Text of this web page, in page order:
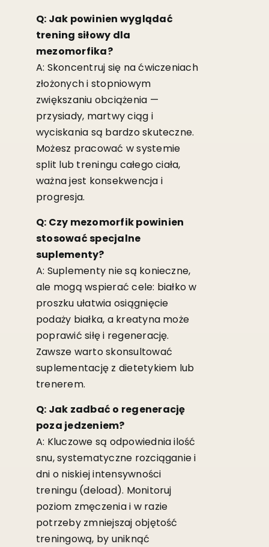
Q: Jak powinien wyglądać
trening siłowy dla
mezomorfika?
A: Skoncentruj się na ćwiczeniach
złożonych i stopniowym
zwiększaniu obciążenia —
przysiady, martwy ciąg i
wyciskania są bardzo skuteczne.
Możesz pracować w systemie
split lub treningu całego ciała,
ważna jest konsekwencja i
progresja.
Q: Czy mezomorfik powinien
stosować specjalne
suplementy?
A: Suplementy nie są konieczne,
ale mogą wspierać cele: białko w
proszku ułatwia osiągnięcie
podaży białka, a kreatyna może
poprawić siłę i regenerację.
Zawsze warto skonsultować
suplementację z dietetykiem lub
trenerem.
Q: Jak zadbać o regenerację
poza jedzeniem?
A: Kluczowe są odpowiednia ilość
snu, systematyczne rozciąganie i
dni o niskiej intensywności
treningu (deload). Monitoruj
poziom zmęczenia i w razie
potrzeby zmniejszaj objętość
treningową, by uniknąć